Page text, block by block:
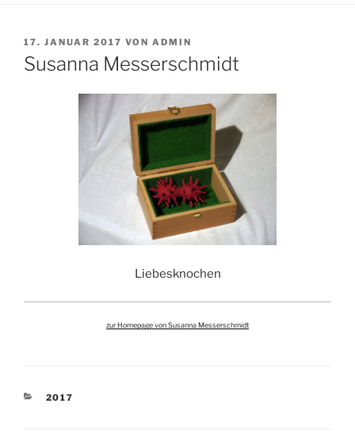
VERÖFFENTLICHT
AM
17. JANUAR 2017 VON ADMIN
Susanna Messerschmidt
Liebesknochen
zur Homepage von Susanna Messerschmidt
KATEGORIEN
2017